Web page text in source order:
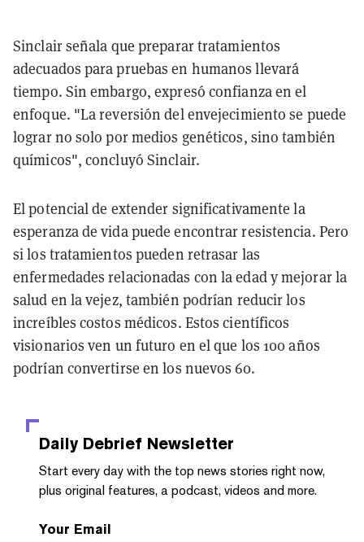
Sinclair señala que preparar tratamientos
adecuados para pruebas en humanos llevará
tiempo. Sin embargo, expresó confianza en el
enfoque. "La reversión del envejecimiento se puede
lograr no solo por medios genéticos, sino también
químicos", concluyó Sinclair.
El potencial de extender significativamente la
esperanza de vida puede encontrar resistencia. Pero
si los tratamientos pueden retrasar las
enfermedades relacionadas con la edad y mejorar la
salud en la vejez, también podrían reducir los
increíbles costos médicos. Estos científicos
visionarios ven un futuro en el que los 100 años
podrían convertirse en los nuevos 60.
Daily Debrief Newsletter
Start every day with the top news stories right now,
plus original features, a podcast, videos and more.
Your Email